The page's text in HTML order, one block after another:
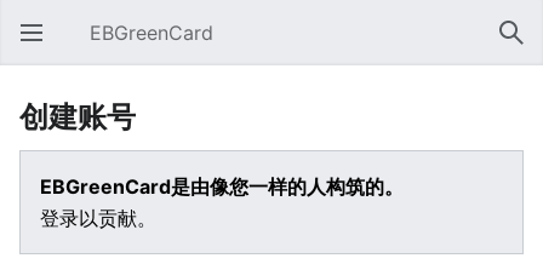
打开主菜单 EBGreenCard 搜索
创建账号
EBGreenCard是由像您一样的人构筑的。
登录以贡献。